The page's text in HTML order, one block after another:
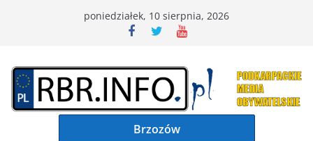
poniedziałek, 10 sierpnia, 2026
Brzozów